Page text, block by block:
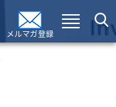
メルマガ登録